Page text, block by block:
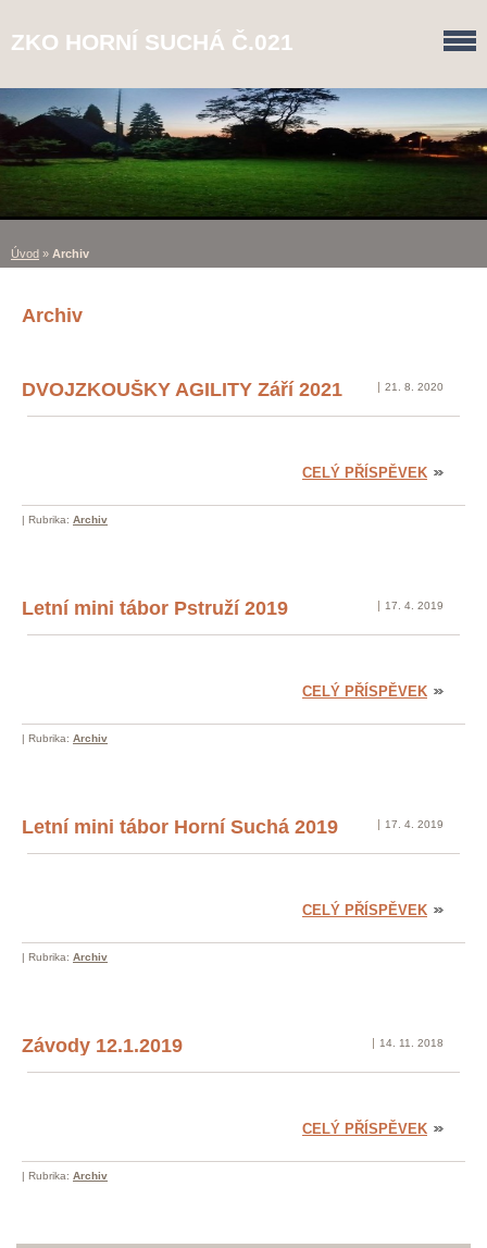
ZKO HORNÍ SUCHÁ Č.021
Úvod » Archiv
Archiv
DVOJZKOUŠKY AGILITY Září 2021 21. 8. 2020
CELÝ PŘÍSPĚVEK
| Rubrika: Archiv
Letní mini tábor Pstruží 2019 17. 4. 2019
CELÝ PŘÍSPĚVEK
| Rubrika: Archiv
Letní mini tábor Horní Suchá 2019 17. 4. 2019
CELÝ PŘÍSPĚVEK
| Rubrika: Archiv
Závody 12.1.2019 14. 11. 2018
CELÝ PŘÍSPĚVEK
| Rubrika: Archiv